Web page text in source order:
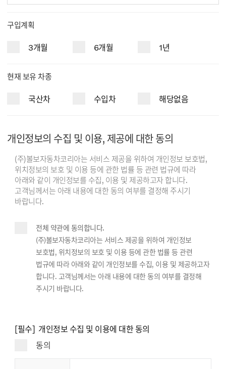
구입계획
3개월 6개월 1년
현재 보유 차종
국산차 수입차 해당없음
개인정보의 수집 및 이용, 제공에 대한 동의
(주)볼보자동차코리아는 서비스 제공을 위하여 개인정보 보호법,
위치정보의 보호 및 이용 등에 관한 법률 등 관련 법규에 따라
아래와 같이 개인정보를 수집, 이용 및 제공하고자 합니다.
고객님께서는 아래 내용에 대한 동의 여부를 결정해 주시기
바랍니다.
전체 약관에 동의합니다.
(주)볼보자동차코리아는 서비스 제공을 위하여 개인정보
보호법, 위치정보의 보호 및 이용 등에 관한 법률 등 관련
법규에 따라 아래와 같이 개인정보를 수집, 이용 및 제공하고자
합니다. 고객님께서는 아래 내용에 대한 동의 여부를 결정해
주시기 바랍니다.
[필수] 개인정보 수집 및 이용에 대한 동의
동의